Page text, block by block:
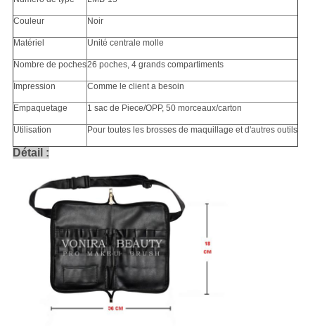
Couleur Noir
Matériel Unité centrale molle
Nombre de poches26 poches, 4 grands compartiments
Impression Comme le client a besoin
Empaquetage 1 sac de Piece/OPP, 50 morceaux/carton
Utilisation Pour toutes les brosses de maquillage et d'autres outils
Détail :